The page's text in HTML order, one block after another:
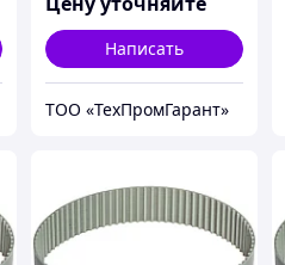
Написать
ТОО «ТехПромГарант»